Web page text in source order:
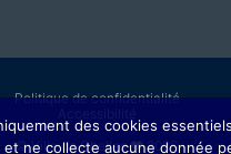
Politique de confidentialité
© Ville de Chelles ❤ 2026
des cookies
ne collecte aucune donnée